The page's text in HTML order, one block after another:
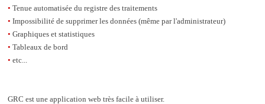
• Tenue automatisée du registre des traitements
• Impossibilité de supprimer les données (même par l'administrateur)
• Graphiques et statistiques
• Tableaux de bord
• etc...
GRC est une application web très facile à utiliser.